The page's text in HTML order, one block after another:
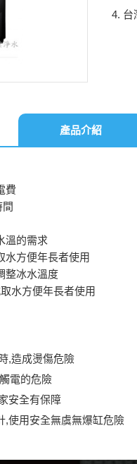
台
產品介紹
費
溫的需求
水方便年長者使用
整冰水溫度
水方便年長者使用
,造成燙傷危險
電的危險
安全有保障
,使用安全無虞無爆缸危險